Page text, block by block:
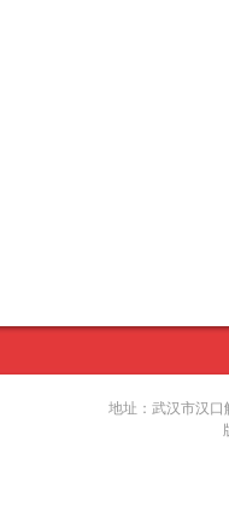
地址：武汉市汉